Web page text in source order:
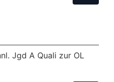
Jgd A Quali zur OL